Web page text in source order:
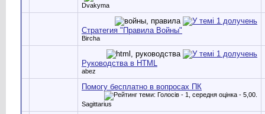
Dvakyma
Стратегия "Правила Войны"
Bircha
Руководства в HTML
abez
Помогу бесплатно в вопросах ПК
Sagittarius